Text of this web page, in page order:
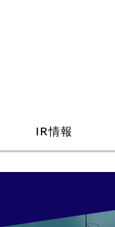
IR情報